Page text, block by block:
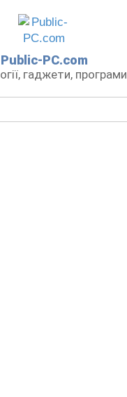
Public-PC.com
гаджети, програми